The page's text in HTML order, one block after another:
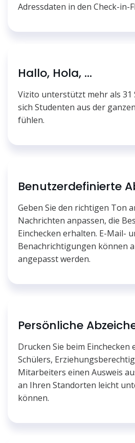
Adressdaten in den Check-in-
Hallo, Hola, ...
Vizito unterstützt mehr als 31
sich Studenten aus der
fühlen.
Benutzerdefinierte
Geben Sie den richtigen Ton
Nachrichten anpassen, die
Einchecken erhalten. E-Mail-
Benachrichtigungen können
angepasst werden.
Persönliche
Drucken Sie beim Einchecken
Schülers,
Mitarbeiters einen Ausweis
an Ihren Standorten leicht
können.